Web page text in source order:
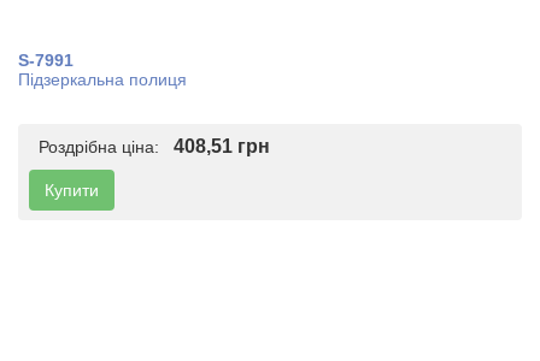
S-7991
Підзеркальна полиця
Роздрібна ціна: 408,51 грн
Купити